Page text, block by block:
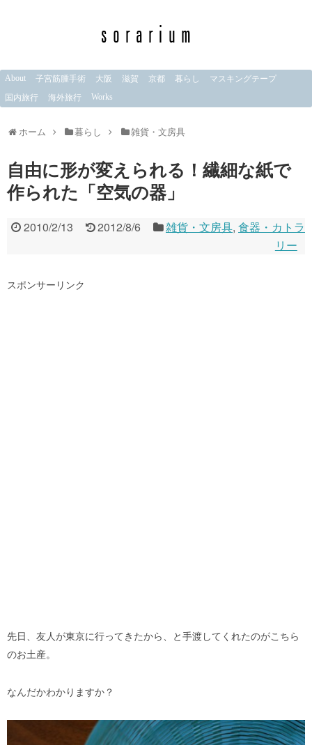
About 子宮筋腫手術 大阪 滋賀 京都 暮らし
マスキングテープ
国内旅行
海外旅行 Works
ホーム 暮らし 雑貨・文房具
自由に形が変えられる！繊細な紙で
作られた「空気の器」
2010/2/13 2012/8/6 雑貨・文房具, 食器・カトラ
リー
スポンサーリンク
先日、友人が東京に行ってきたから、と手渡してくれたのがこちら
のお土産。
なんだかわかりますか？